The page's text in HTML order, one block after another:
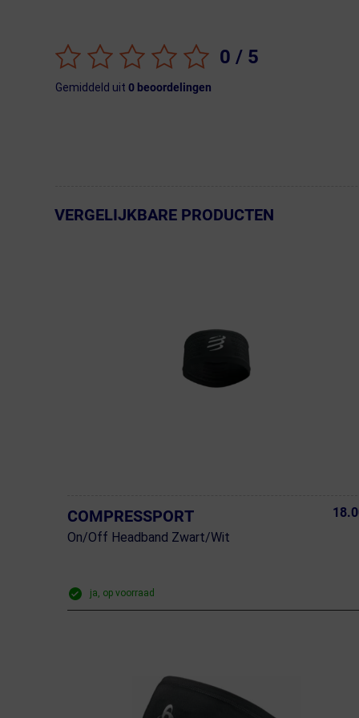
0 / 5
Gemiddeld uit 0beoordelingen
← Terug naar productnavigatie
VERGELIJKBARE PRODUCTEN
COMPRESSPORT
On/Off Headband Zwart/Wit
ja, op voorraad